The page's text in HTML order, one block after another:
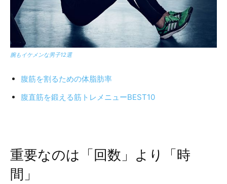
腕もイケメンな男子12選
腹筋を割るための体脂肪率
腹直筋を鍛える筋トレメニューBEST10
重要なのは「回数」より「時
間」